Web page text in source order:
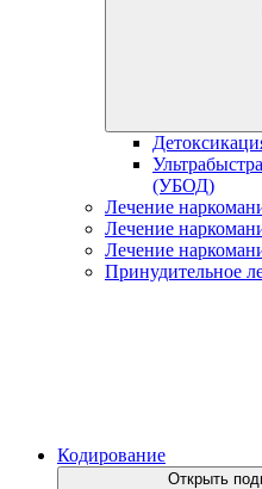
(УБОД)
Лечение
Лечение
Лечение
Принудительное
Кодирование
Открыть